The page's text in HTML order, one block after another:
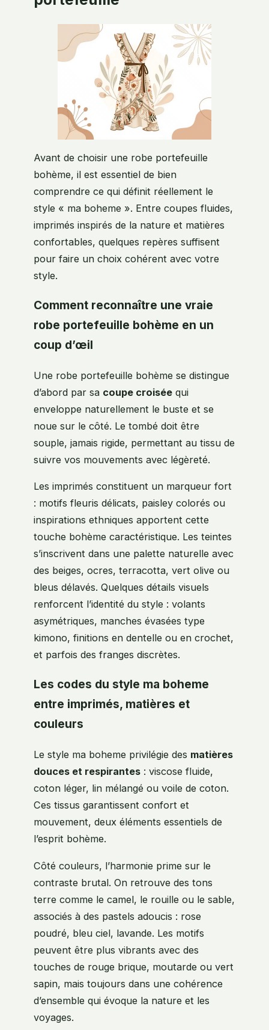
Avant de choisir une robe portefeuille
bohème, il est essentiel de bien
comprendre ce qui définit réellement le
style « ma boheme ». Entre coupes fluides,
imprimés inspirés de la nature et matières
confortables, quelques repères suffisent
pour faire un choix cohérent avec votre
style.
Comment reconnaître une vraie
robe portefeuille bohème en un
coup d’œil
Une robe portefeuille bohème se distingue
d’abord par sa coupe croisée qui
enveloppe naturellement le buste et se
noue sur le côté. Le tombé doit être
souple, jamais rigide, permettant au tissu de
suivre vos mouvements avec légèreté.
Les imprimés constituent un marqueur fort
: motifs fleuris délicats, paisley colorés ou
inspirations ethniques apportent cette
touche bohème caractéristique. Les teintes
s’inscrivent dans une palette naturelle avec
des beiges, ocres, terracotta, vert olive ou
bleus délavés. Quelques détails visuels
renforcent l’identité du style : volants
asymétriques, manches évasées type
kimono, finitions en dentelle ou en crochet,
et parfois des franges discrètes.
Les codes du style ma boheme
entre imprimés, matières et
couleurs
Le style ma boheme privilégie des matières
douces et respirantes : viscose fluide,
coton léger, lin mélangé ou voile de coton.
Ces tissus garantissent confort et
mouvement, deux éléments essentiels de
l’esprit bohème.
Côté couleurs, l’harmonie prime sur le
contraste brutal. On retrouve des tons
terre comme le camel, le rouille ou le sable,
associés à des pastels adoucis : rose
poudré, bleu ciel, lavande. Les motifs
peuvent être plus vibrants avec des
touches de rouge brique, moutarde ou vert
sapin, mais toujours dans une cohérence
d’ensemble qui évoque la nature et les
voyages.